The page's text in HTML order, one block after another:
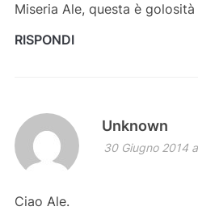
Miseria Ale, questa è
RISPONDI
Unknown
30 Giugno 2014
Ciao Ale.